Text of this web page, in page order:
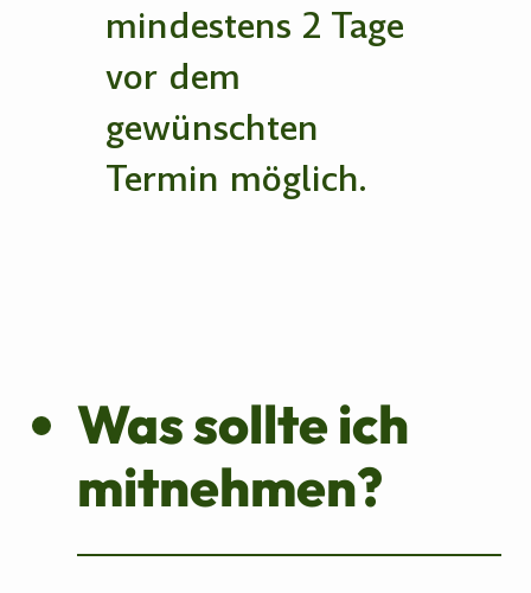
mindestens 2 Tage
vor dem
gewünschten
Termin möglich.
Was sollte ich
mitnehmen?